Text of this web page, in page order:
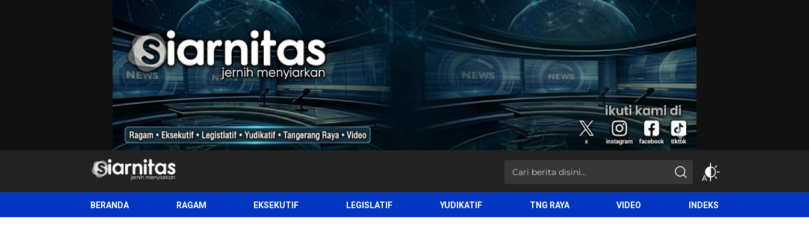
siarnitas
Jernih Menyiarkan
BERANDA RAGAM EKSEKUTIF LEGISLATIF YUDIKATIF TNG RAYA VIDEO INDEKS